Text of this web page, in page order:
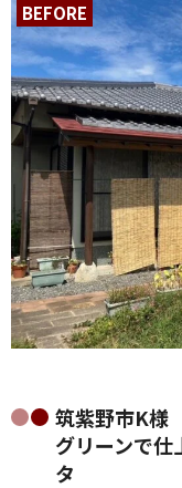
BEFORE
筑紫野市K様
グリーンで
タ